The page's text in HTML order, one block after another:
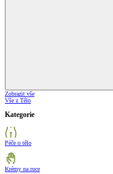
Zobrazit vše
Vše z Tělo
Kategorie
Péče o tělo
Krémy na ruce